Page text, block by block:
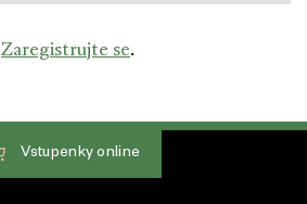
Zaregistrujte se.
Vstupenky online